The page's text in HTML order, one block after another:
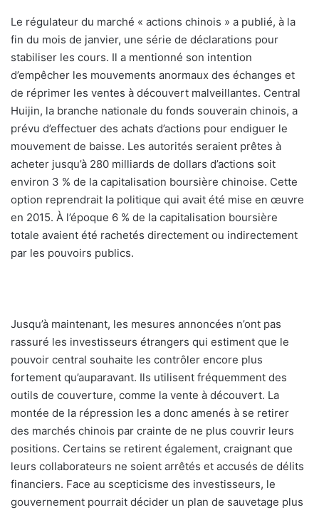
Le régulateur du marché « actions chinois » a publié, à la
fin du mois de janvier, une série de déclarations pour
stabiliser les cours. Il a mentionné son intention
d’empêcher les mouvements anormaux des échanges et
de réprimer les ventes à découvert malveillantes. Central
Huijin, la branche nationale du fonds souverain chinois, a
prévu d’effectuer des achats d’actions pour endiguer le
mouvement de baisse. Les autorités seraient prêtes à
acheter jusqu’à 280 milliards de dollars d’actions soit
environ 3 % de la capitalisation boursière chinoise. Cette
option reprendrait la politique qui avait été mise en œuvre
en 2015. À l’époque 6 % de la capitalisation boursière
totale avaient été rachetés directement ou indirectement
par les pouvoirs publics.
Jusqu’à maintenant, les mesures annoncées n’ont pas
rassuré les investisseurs étrangers qui estiment que le
pouvoir central souhaite les contrôler encore plus
fortement qu’auparavant. Ils utilisent fréquemment des
outils de couverture, comme la vente à découvert. La
montée de la répression les a donc amenés à se retirer
des marchés chinois par crainte de ne plus couvrir leurs
positions. Certains se retirent également, craignant que
leurs collaborateurs ne soient arrêtés et accusés de délits
financiers. Face au scepticisme des investisseurs, le
gouvernement pourrait décider un plan de sauvetage plus